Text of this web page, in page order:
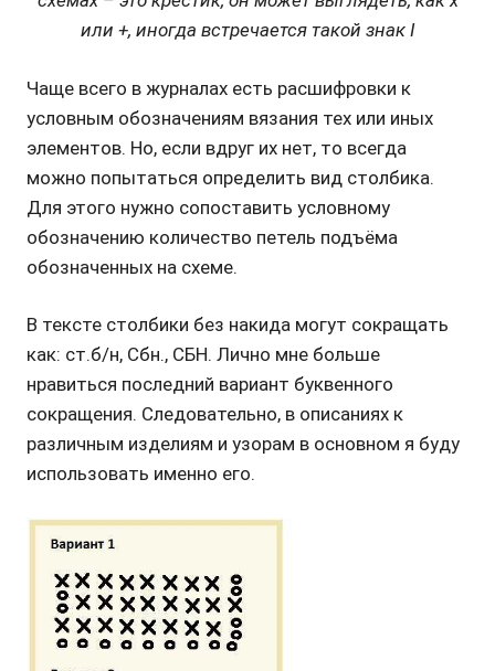
или +, иногда встречается такой знак I
Чаще всего в журналах есть расшифровки к
условным обозначениям вязания тех или иных
элементов. Но, если вдруг их нет, то всегда
можно попытаться определить вид столбика.
Для этого нужно сопоставить условному
обозначению количество петель подъёма
обозначенных на схеме.
В тексте столбики без накида могут сокращать
как: ст.б/н, Сбн., СБН. Лично мне больше
нравиться последний вариант буквенного
сокращения. Следовательно, в описаниях к
различным изделиям и узорам в основном я буду
использовать именно его.